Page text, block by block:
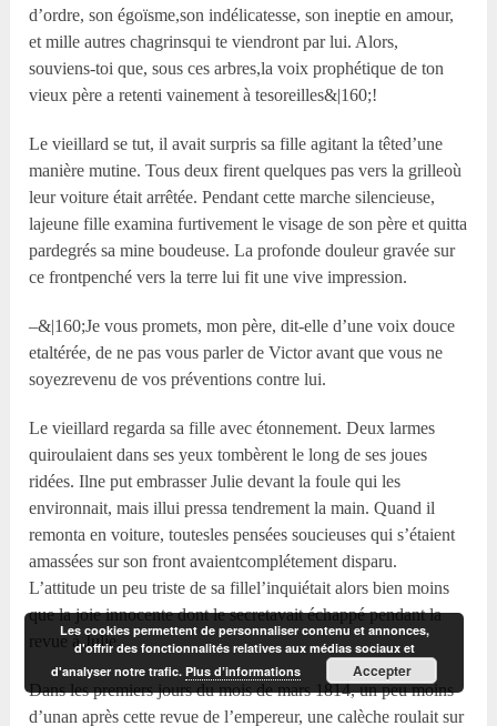
d’ordre, son égoïsme,son indélicatesse, son ineptie en amour,
et mille autres chagrinsqui te viendront par lui. Alors,
souviens-toi que, sous ces arbres,la voix prophétique de ton
vieux père a retenti vainement à tesoreilles&|160;!
Le vieillard se tut, il avait surpris sa fille agitant la têted’une
manière mutine. Tous deux firent quelques pas vers la grilleoù
leur voiture était arrêtée. Pendant cette marche silencieuse,
lajeune fille examina furtivement le visage de son père et quitta
pardegrés sa mine boudeuse. La profonde douleur gravée sur
ce frontpenché vers la terre lui fit une vive impression.
–&|160;Je vous promets, mon père, dit-elle d’une voix douce
etaltérée, de ne pas vous parler de Victor avant que vous ne
soyezrevenu de vos préventions contre lui.
Le vieillard regarda sa fille avec étonnement. Deux larmes
quiroulaient dans ses yeux tombèrent le long de ses joues
ridées. Ilne put embrasser Julie devant la foule qui les
environnait, mais illui pressa tendrement la main. Quand il
remonta en voiture, toutesles pensées soucieuses qui s’étaient
amassées sur son front avaientcomplétement disparu.
L’attitude un peu triste de sa fillel’inquiétait alors bien moins
que la joie innocente dont le secretavait échappé pendant la
revue à Julie.
Dans les premiers jours du mois de mars 1814, un peu moins
d’unan après cette revue de l’empereur, une calèche roulait sur
Les cookies permettent de personnaliser contenu et annonces,
d'offrir des fonctionnalités relatives aux médias sociaux et
d'analyser notre trafic.Plus d’informations Accepter